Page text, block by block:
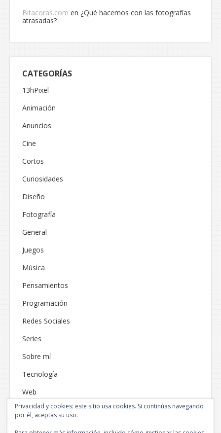
Bitacoras.com en ¿Qué hacemos con las fotografías
atrasadas?
CATEGORÍAS
13hPixel
Animación
Anuncios
Cine
Cortos
Curiosidades
Diseño
Fotografía
General
Juegos
Música
Pensamientos
Programación
Redes Sociales
Series
Sobre mí
Tecnología
Web
Privacidad y cookies: este sitio usa cookies. Si continúas navegando
por él, aceptas su uso.